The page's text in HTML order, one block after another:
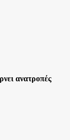
ανατροπές